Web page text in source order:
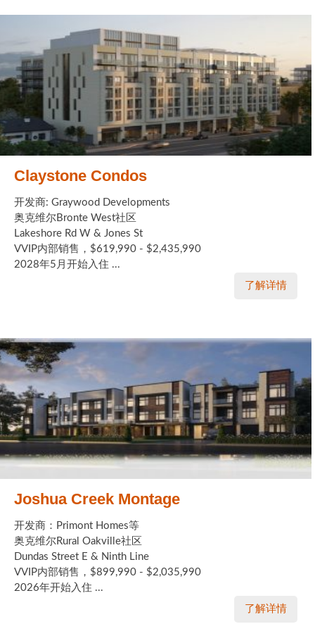
Claystone Condos
开发商: Graywood Developments
奥克维尔Bronte West社区
Lakeshore Rd W & Jones St
VVIP内部销售，$619,990 - $2,435,990
2028年5月开始入住 ...
了解详情
Joshua Creek Montage
开发商：Primont Homes等
奥克维尔Rural Oakville社区
Dundas Street E & Ninth Line
VVIP内部销售，$899,990 - $2,035,990
2026年开始入住 ...
了解详情